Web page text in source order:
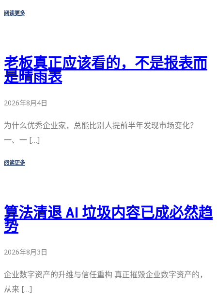
阅读更多
老板真正应该看的，不是报表而
是晴雨表
2026年8月4日
为什么优秀企业家，总能比别人提前半年发现市场变化？
一、一 […]
阅读更多
算法清退 AI 垃圾内容已成必然趋
势
2026年8月3日
企业数字资产的升维与信任重构 真正摧毁企业数字资产的，
从来 […]